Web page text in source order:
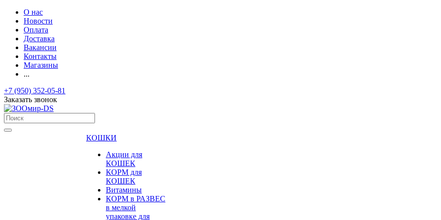
О нас
Новости
Оплата
Доставка
Вакансии
Контакты
Магазины
...
+7 (950) 352-05-81
Заказать звонок
КОШКИ
Акции для
КОШЕК
КОРМ для
КОШЕК
Витамины
КОРМ в РАЗВЕС
в мелкой
упаковке для